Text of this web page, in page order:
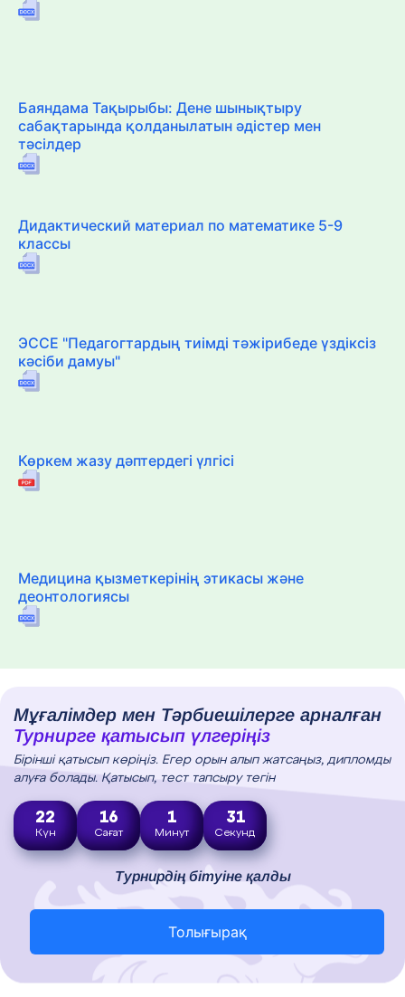
Баяндама Тақырыбы: Дене шынықтыру
сабақтарында қолданылатын әдістер мен
тәсілдер
Дидактический материал по математике 5-9
классы
ЭССЕ "Педагогтардың тиімді тәжірибеде үздіксіз
кәсіби дамуы"
Көркем жазу дәптердегі үлгісі
Медицина қызметкерінің этикасы және
деонтологиясы
Мұғалімдер мен Тәрбиешілерге арналған
Турнирге қатысып үлгеріңіз
Бірінші қатысып көріңіз. Егер орын алып жатсаңыз, дипломды
алуға болады. Қатысып, тест тапсыру тегін
22
Күн
16
Сағат
1
Минут
30
Секунд
Турнирдің бітуіне қалды
Толығырақ